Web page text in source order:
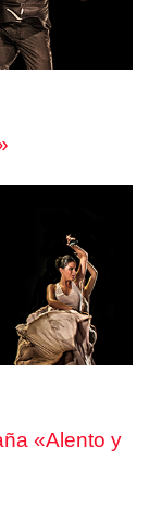
«Alento y